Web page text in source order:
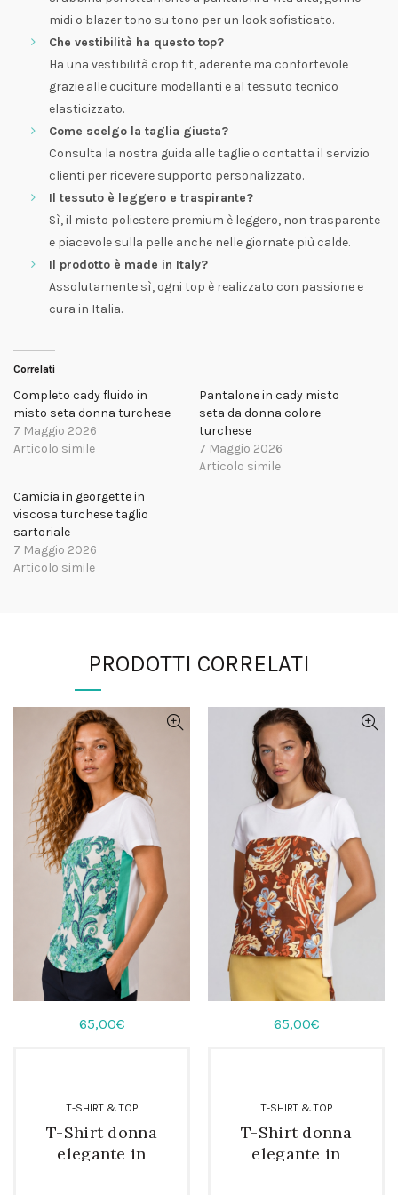
midi o blazer tono su tono per un look sofisticato.
Che vestibilità ha questo top?
Ha una vestibilità crop fit, aderente ma confortevole
grazie alle cuciture modellanti e al tessuto tecnico
elasticizzato.
Come scelgo la taglia giusta?
Consulta la nostra guida alle taglie o contatta il servizio
clienti per ricevere supporto personalizzato.
Il tessuto è leggero e traspirante?
Sì, il misto poliestere premium è leggero, non trasparente
e piacevole sulla pelle anche nelle giornate più calde.
Il prodotto è made in Italy?
Assolutamente sì, ogni top è realizzato con passione e
cura in Italia.
Correlati
Completo cady fluido in
misto seta donna turchese
7 Maggio 2026
Articolo simile
Pantalone in cady misto
seta da donna colore
turchese
7 Maggio 2026
Articolo simile
Camicia in georgette in
viscosa turchese taglio
sartoriale
7 Maggio 2026
Articolo simile
PRODOTTI CORRELATI
65,00€
T-SHIRT & TOP
T-Shirt donna
elegante in
65,00€
T-SHIRT & TOP
T-Shirt donna
elegante in